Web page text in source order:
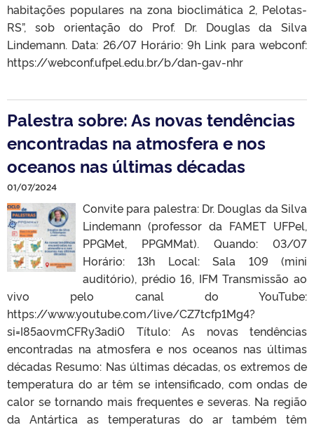
habitações populares na zona bioclimática 2, Pelotas-
RS”, sob orientação do Prof. Dr. Douglas da Silva
Lindemann. Data: 26/07 Horário: 9h Link para webconf:
https://webconf.ufpel.edu.br/b/dan-gav-nhr
Palestra sobre: As novas tendências
encontradas na atmosfera e nos
oceanos nas últimas décadas
01/07/2024
Convite para palestra: Dr. Douglas da Silva
Lindemann (professor da FAMET UFPel,
PPGMet, PPGMMat). Quando: 03/07
Horário: 13h Local: Sala 109 (mini
auditório), prédio 16, IFM Transmissão ao
vivo pelo canal do YouTube:
https://www.youtube.com/live/CZ7tcfp1Mg4?
si=I85aovmCFRy3adi0 Título: As novas tendências
encontradas na atmosfera e nos oceanos nas últimas
décadas Resumo: Nas últimas décadas, os extremos de
temperatura do ar têm se intensificado, com ondas de
calor se tornando mais frequentes e severas. Na região
da Antártica as temperaturas do ar também têm